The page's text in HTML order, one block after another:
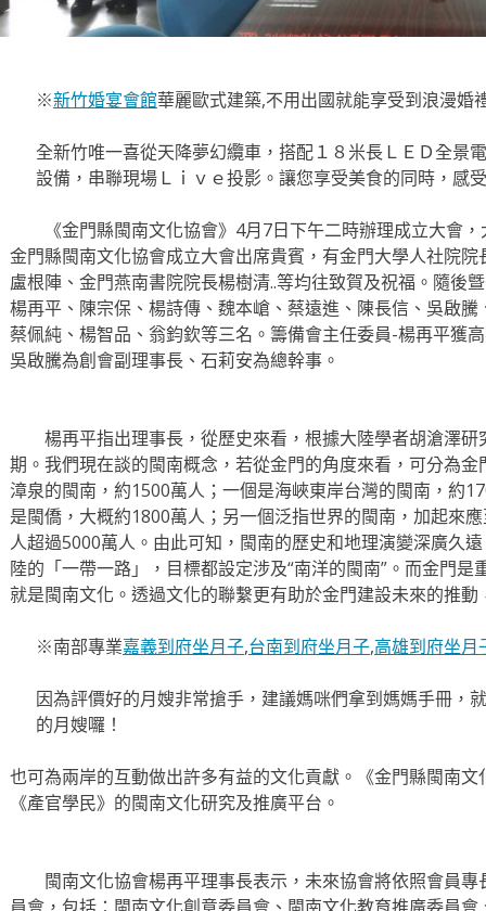
※新竹婚宴會館華麗歐式建築,不用出國就能享受到浪漫婚
全新竹唯一喜從天降夢幻纜車，搭配１８米長ＬＥＤ全景
設備，串聯現場Ｌｉｖｅ投影。讓您享受美食的同時，感
《金門縣閩南文化協會》4月7日下午二時辦理成立大會，
金門縣閩南文化協會成立大會出席貴賓，有金門大學人社院
盧根陣、金門燕南書院院長楊樹清..等均往致賀及祝福。隨後
楊再平、陳宗保、楊詩傳、魏本嵢、蔡遠進、陳長信、吳啟
蔡佩純、楊智品、翁鈞欽等三名。籌備會主任委員-楊再平獲
吳啟騰為創會副理事長、石莉安為總幹事。
楊再平指出理事長，從歷史來看，根據大陸學者胡滄澤研
期。我們現在談的閩南概念，若從金門的角度來看，可分為
漳泉的閩南，約1500萬人；一個是海峽東岸台灣的閩南，約
是閩僑，大概約1800萬人；另一個泛指世界的閩南，加起來
人超過5000萬人。由此可知，閩南的歷史和地理演變深廣久
陸的「一帶一路」，目標都設定涉及“南洋的閩南”。而金門
就是閩南文化。透過文化的聯繫更有助於金門建設未來的推動
※南部專業嘉義到府坐月子,台南到府坐月子,高雄到府坐月
因為評價好的月嫂非常搶手，建議媽咪們拿到媽媽手冊，
的月嫂囉！
也可為兩岸的互動做出許多有益的文化貢獻。《金門縣閩南
《產官學民》的閩南文化研究及推廣平台。
閩南文化協會楊再平理事長表示，未來協會將依照會員專